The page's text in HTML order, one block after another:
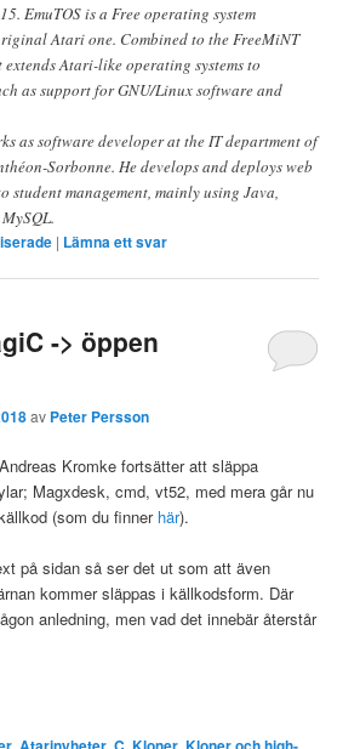
EmuTOS is a Free operating system
Atari one. Combined to the FreeMiNT
Atari-like operating systems to
as support for GNU/Linux software and
as software developer at the IT department of
Sorbonne. He develops and deploys web
management, mainly using Java,
| Lämna ett svar
-> öppen
av Peter Persson
Kromke fortsätter att släppa
Magxdesk, cmd, vt52, med mera går nu
(som du finner här).
på sidan så ser det ut som att även
kommer släppas i källkodsform. Där
anledning, men vad det innebär återstår
, , , ,